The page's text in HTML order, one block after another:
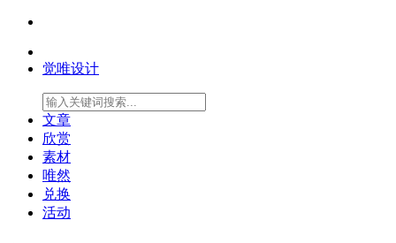
觉唯设计
文章
欣赏
素材
唯然
兑换
活动